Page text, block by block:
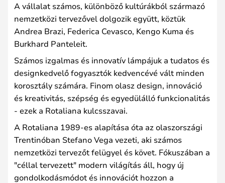
A vállalat számos, különböző kultúrákból származó
nemzetközi tervezővel dolgozik együtt, köztük
Andrea Brazi, Federica Cevasco, Kengo Kuma és
Burkhard Panteleit.
Számos izgalmas és innovatív lámpájuk a tudatos és
designkedvelő fogyasztók kedvencévé vált minden
korosztály számára. Finom olasz design, innováció
és kreativitás, szépség és egyedülálló funkcionalitás
- ezek a Rotaliana kulcsszavai.
A Rotaliana 1989-es alapítása óta az olaszországi
Trentinóban Stefano Vega vezeti, aki számos
nemzetközi tervezőt felügyel és követ. Fókuszában a
"céllal tervezett" modern világítás áll, hogy új
gondolkodásmódot és innovációt hozzon a